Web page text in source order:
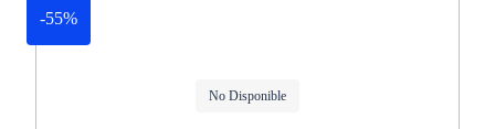
-55%
No Disponible